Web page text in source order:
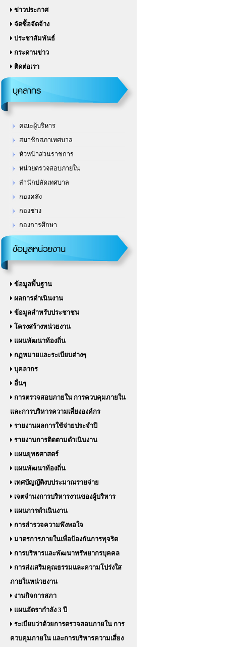
ข่าวประกาศ
จัดซื้อจัดจ้าง
ประชาสัมพันธ์
กระดานข่าว
ติดต่อเรา
บุคลากร
คณะผู้บริหาร
สมาชิกสภาเทศบาล
หัวหน้าส่วนราชการ
หน่วยตรวจสอบภายใน
สำนักปลัดเทศบาล
กองช่าง
กองการศึกษา
ข้อมูลหน่วยงาน
ข้อมูลพื้นฐาน
ผลการดำเนินงาน
ข้อมูลสำหรับประชาชน
โครงสร้างหน่วยงาน
แผนพัฒนาท้องถิ่น
กฏหมายและระเบียบต่างๆ
บุคลากร
อื่นๆ
การตรวจสอบภายใน การควบคุมภายใน
และการบริหารความเสี่ยงองค์กร
รายงานผลการใช้จ่ายประจำปี
รายงานการติดตามดำเนินงาน
แผนยุทธศาสตร์
แผนพัฒนาท้องถิ่น
เทศบัญญัติงบประมาณรายจ่าย
เจตจำนงการบริหารงานของผู้บริหาร
แผนการดำเนินงาน
การสำรวจความพึงพอใจ
มาตรการภายในเพื่อป้องกันการทุจริต
การบริหารและพัฒนาทรัพยากรบุคคล
การส่งเสริมคุณธรรมและความโปร่งใส
ภายในหน่วยงาน
งานกิจการสภา
แผนอัตรากำลัง 3 ปี
ระเบียบว่าด้วยการตรวจสอบภายใน การ
ควบคุมภายใน และการบริหารความเสี่ยง